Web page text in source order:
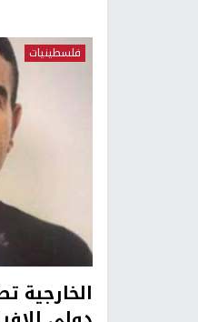
فلسطينيات